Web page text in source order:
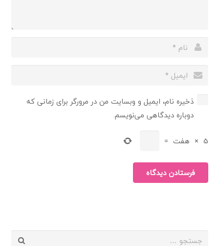
ذخیره نام، ایمیل و وبسایت من در مرورگر برای زمانی که
دوباره دیدگاهی می‌نویسم.
5
× هفت =
فرستادن دیدگاه
جستجو